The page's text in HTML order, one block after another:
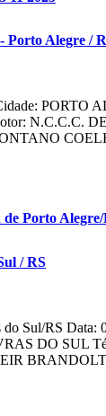
Porto Alegre /
PORTO
N.C.C.C.
Porto Alegre/
/ RS
do Sul/RS Data:
DO SUL